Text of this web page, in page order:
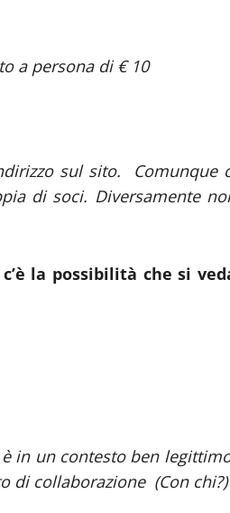
a persona di € 10
sul sito. Comunque
di soci. Diversamente
la possibilità che si
in un contesto ben
di collaborazione (Con chi?)